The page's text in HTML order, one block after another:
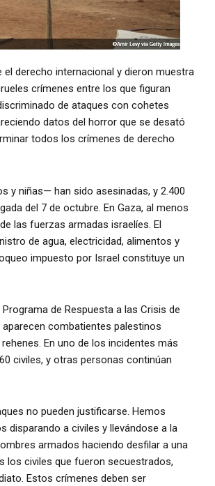
derecho internacional y dieron muestra
crímenes entre los que figuran
de ataques con cohetes
datos del horror que se desató
todos los crímenes de derecho
y niñas— han sido asesinadas, y 2.400
del 7 de octubre. En Gaza, al menos
las fuerzas armadas israelíes. El
de agua, electricidad, alimentos y
impuesto por Israel constituye un
de Respuesta a las Crisis de
combatientes palestinos
En uno de los incidentes más
civiles, y otras personas continúan
no pueden justificarse. Hemos
disparando a civiles y llevándose a la
armados haciendo desfilar a una
los civiles que fueron secuestrados,
Estos crímenes deben ser